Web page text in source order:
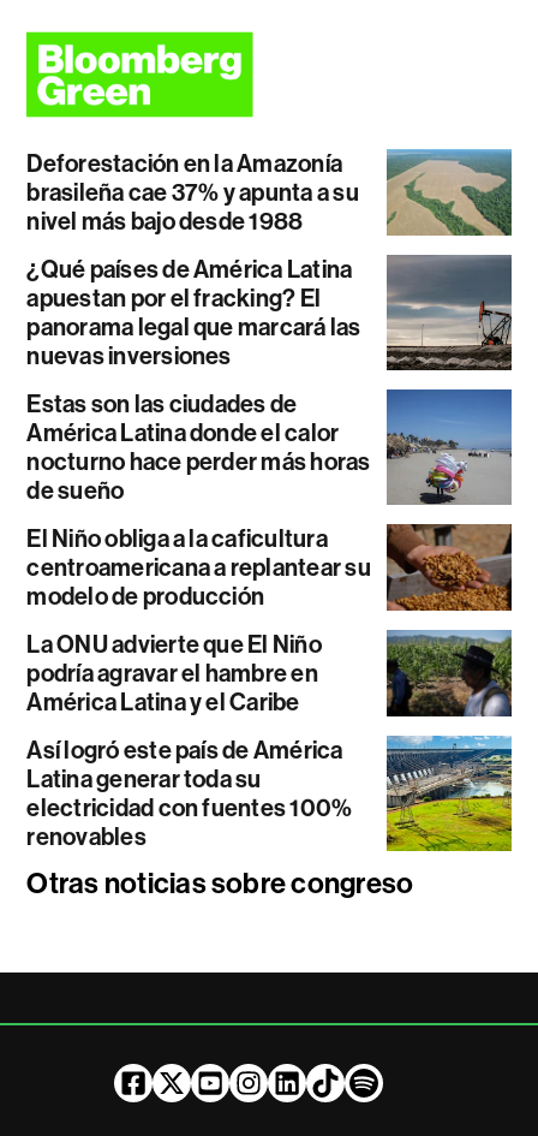
Deforestación en la Amazonía
brasileña cae 37% y apunta a su
nivel más bajo desde 1988
¿Qué países de América Latina
apuestan por el fracking? El
panorama legal que marcará las
nuevas inversiones
Estas son las ciudades de
América Latina donde el calor
nocturno hace perder más horas
de sueño
El Niño obliga a la caficultura
centroamericana a replantear su
modelo de producción
La ONU advierte que El Niño
podría agravar el hambre en
América Latina y el Caribe
Así logró este país de América
Latina generar toda su
electricidad con fuentes 100%
renovables
Otras noticias sobre congreso